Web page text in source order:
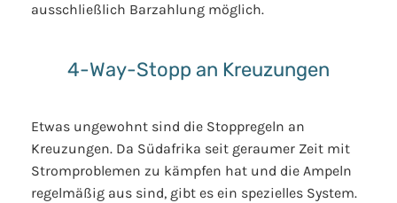
ausschließlich Barzahlung möglich.
4-Way-Stopp an Kreuzungen
Etwas ungewohnt sind die Stoppregeln an
Kreuzungen. Da Südafrika seit geraumer Zeit mit
Stromproblemen zu kämpfen hat und die Ampeln
regelmäßig aus sind, gibt es ein spezielles System.